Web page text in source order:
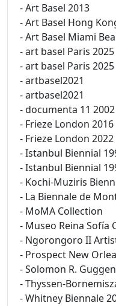
- Art Basel 2013
- Art Basel Hong
- Art Basel Miami
- art basel Paris 2025
- art basel Paris 2025
- artbasel2021
- artbasel2021
- documenta 11 2002
- Frieze London 2016
- Frieze London 2022
- Istanbul Biennial
- Istanbul Biennial
- Kochi-Muziris
- La Biennale de
- MoMA Collection
- Museo Reina Sofía
- Ngorongoro II
- Prospect New
- Solomon R.
- Thyssen-
- Whitney Biennale